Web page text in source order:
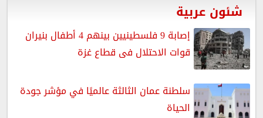
شئون عربية
إصابة 9 فلسطينيين بينهم 4 أطفال بنيران
قوات الاحتلال فى قطاع غزة
سلطنة عمان الثالثة عالميًا في مؤشر جودة
الحياة